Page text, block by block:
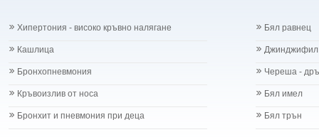
Хипертония - високо кръвно налягане
Кашлица
Бронхопневмония
Кръвоизлив от носа
Бронхит и пневмония при деца
Бял равнец
Джинджифил
Череша -
Бял имел
Бял трън